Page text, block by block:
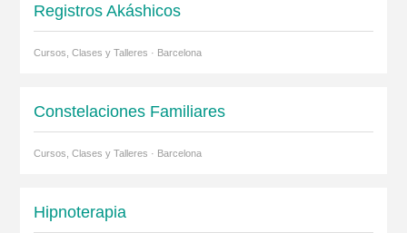
Registros Akáshicos
Cursos, Clases y Talleres · Barcelona
Constelaciones Familiares
Cursos, Clases y Talleres · Barcelona
Hipnoterapia